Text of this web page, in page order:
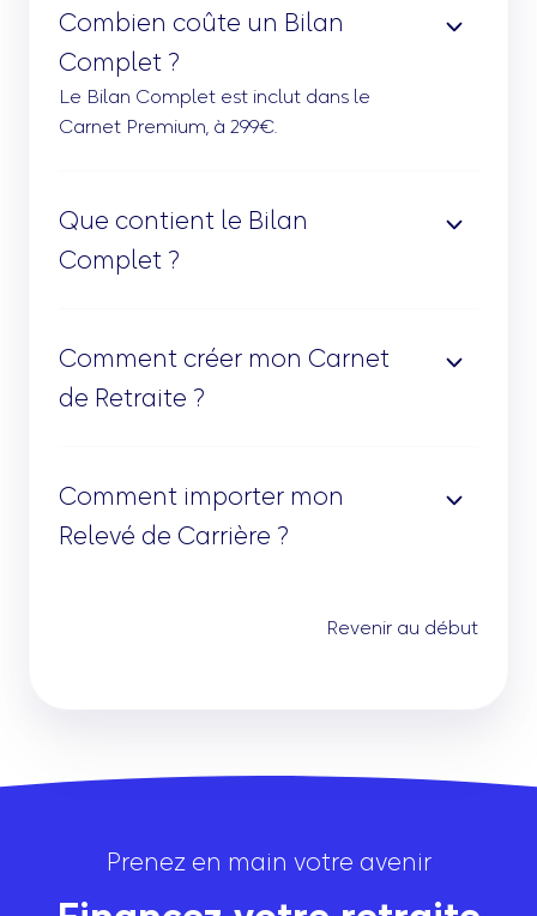
Combien coûte un Bilan
Complet ?
Le Bilan Complet est inclut dans le
Carnet Premium, à 299€.
Que contient le Bilan
Complet ?
Comment créer mon Carnet
de Retraite ?
Comment importer mon
Relevé de Carrière ?
Revenir au début
Prenez en main votre avenir